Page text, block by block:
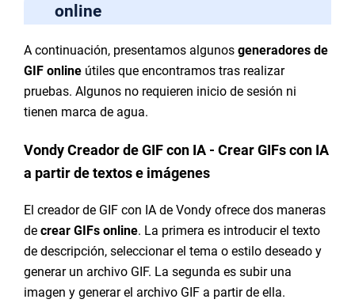
online
A continuación, presentamos algunos generadores de
GIF online útiles que encontramos tras realizar
pruebas. Algunos no requieren inicio de sesión ni
tienen marca de agua.
Vondy Creador de GIF con IA - Crear GIFs con IA
a partir de textos e imágenes
El creador de GIF con IA de Vondy ofrece dos maneras
de crear GIFs online. La primera es introducir el texto
de descripción, seleccionar el tema o estilo deseado y
generar un archivo GIF. La segunda es subir una
imagen y generar el archivo GIF a partir de ella.